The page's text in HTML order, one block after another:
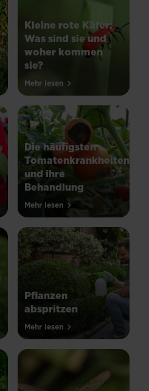
Kleine rote Käfer:
Was sind sie und
woher kommen
sie?
Mehr lesen
Die häufigsten
Tomatenkrankheiten
und ihre
Behandlung
Mehr lesen
Pflanzen
abspritzen
Mehr lesen